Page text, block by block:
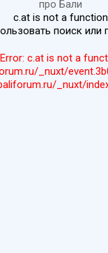
про Бали
c.at is not a function
поиск или
c.at is not a
_nuxt/
_nuxt/